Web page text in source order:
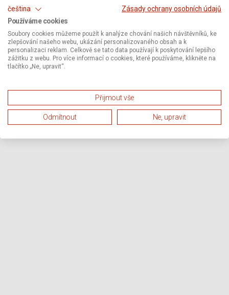
čeština
Zásady ochrany osobních údajů
Používáme cookies
Soubory cookies můžeme použít k analýze chování našich návštěvníků, ke
zlepšování našeho webu, ukázání personalizovaného obsah a k
personalizaci reklam. Celkově se tato data používají k poskytování lepšího
zážitku z webu. Pro více informací o cookies, které používáme, klikněte na
tlačítko „Ne, upravit“.
Přijmout vše
Odmítnout Ne, upravit